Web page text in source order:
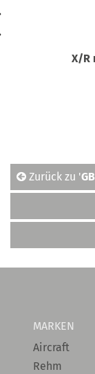
X/R
Zurück zu '
MARKEN
Aircraft
Rehm